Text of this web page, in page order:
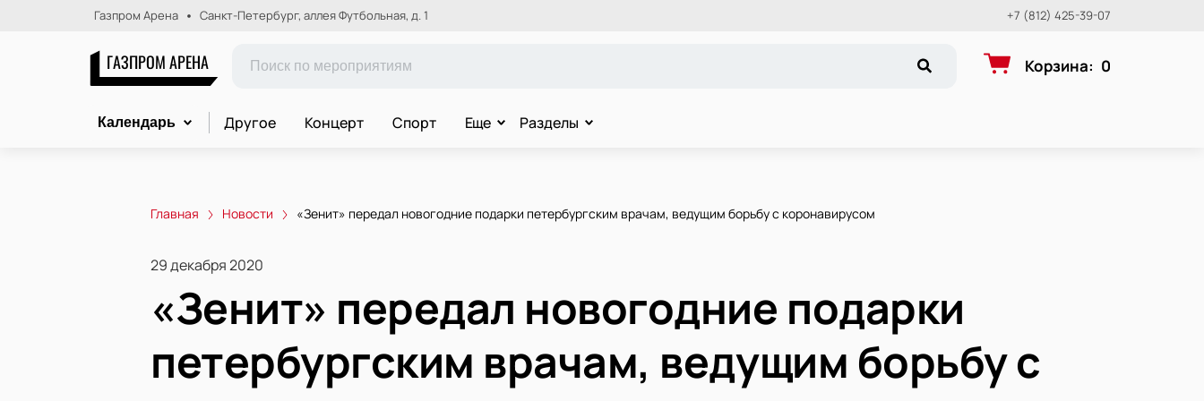
Газпром Арена Санкт-Петербург, аллея Футбольная, д. 1 +7 (812) 425-39-07
ГАЗПРОМ АРЕНА Корзина: 0
Календарь Другое Концерт Спорт Еще Разделы
Главная Новости «Зенит» передал новогодние подарки петербургским врачам, ведущим борьбу с коронавирусом
29 декабря 2020
«Зенит» передал новогодние подарки
петербургским врачам, ведущим борьбу с